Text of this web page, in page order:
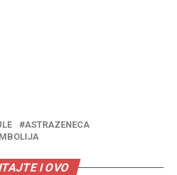
ASTRAZENECA
I OVO